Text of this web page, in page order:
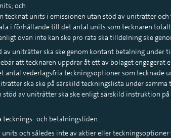
och
tecknat units i emissionen utan stöd av uniträtter
i förhållande till det antal units som tecknaren
ovan inte kan ske pro rata ska tilldelning ske
av uniträtter ska ske genom kontant betalning under
att tecknaren uppdrar åt ett av bolaget
antal vederlagsfria teckningsoptioner som tecknade
ska ske på särskild teckningslista under
av uniträtter ska ske enligt särskild instruktion
och betalningstiden.
units och således inte av aktier eller